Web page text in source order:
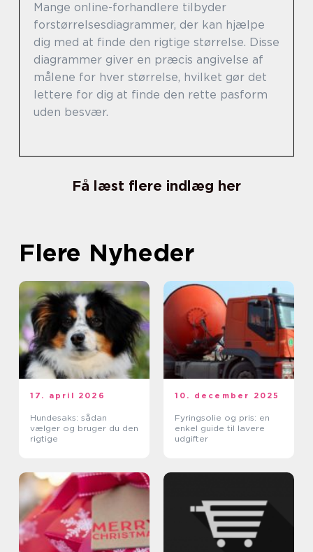
Mange online-forhandlere tilbyder
forstørrelsesdiagrammer, der kan hjælpe
dig med at finde den rigtige størrelse. Disse
diagrammer giver en præcis angivelse af
målene for hver størrelse, hvilket gør det
lettere for dig at finde den rette pasform
uden besvær.
Få læst flere indlæg her
Flere Nyheder
17. april 2026
Hundesaks: sådan
vælger og bruger du den
rigtige
10. december 2025
Fyringsolie og pris: en
enkel guide til lavere
udgifter